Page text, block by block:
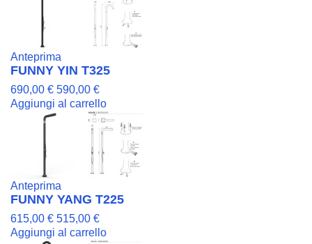
Anteprima
FUNNY YIN T325
690,00 € 590,00 €
Aggiungi al carrello
Anteprima
FUNNY YANG T225
615,00 € 515,00 €
Aggiungi al carrello